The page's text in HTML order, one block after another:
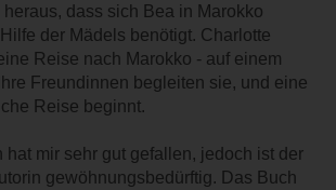
dass sich Bea in Marokko
der Mädels benötigt. Charlotte
Reise nach Marokko - auf einem
Freundinnen begleiten sie, und eine
Reise beginnt.
hat mir sehr gut gefallen, jedoch ist der
gewöhnungsbedürftig. Das Buch